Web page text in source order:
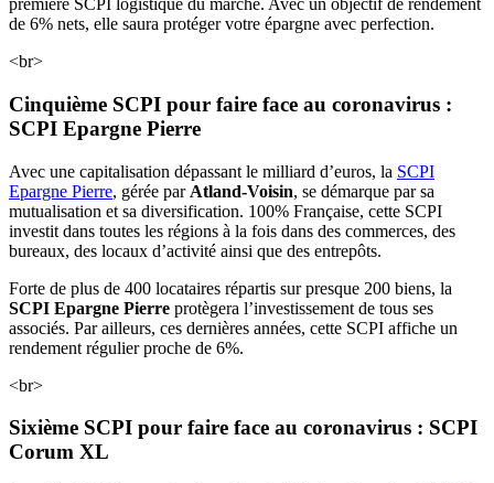
première SCPI logistique du marché. Avec un objectif de rendement
de 6% nets, elle saura protéger votre épargne avec perfection.
<br>
Cinquième SCPI pour faire face au coronavirus :
SCPI Epargne Pierre
Avec une capitalisation dépassant le milliard d’euros, la SCPI
Epargne Pierre, gérée par Atland-Voisin, se démarque par sa
mutualisation et sa diversification. 100% Française, cette SCPI
investit dans toutes les régions à la fois dans des commerces, des
bureaux, des locaux d’activité ainsi que des entrepôts.
Forte de plus de 400 locataires répartis sur presque 200 biens, la
SCPI Epargne Pierre protègera l’investissement de tous ses
associés. Par ailleurs, ces dernières années, cette SCPI affiche un
rendement régulier proche de 6%.
<br>
Sixième SCPI pour faire face au coronavirus : SCPI
Corum XL